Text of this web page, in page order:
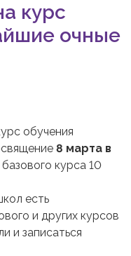
курс
очные
обучения
8 марта в
курса 10
есть
и других курсов
и записаться